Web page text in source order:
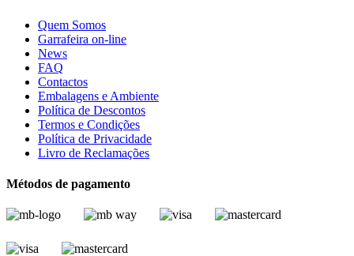
Quem Somos
Garrafeira on-line
News
FAQ
Contactos
Embalagens e Ambiente
Política de Descontos
Termos e Condições
Política de Privacidade
Livro de Reclamações
Métodos de pagamento